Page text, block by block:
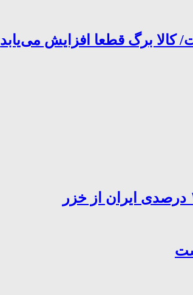
کالا برگ قطعا افزایش می‌یابد